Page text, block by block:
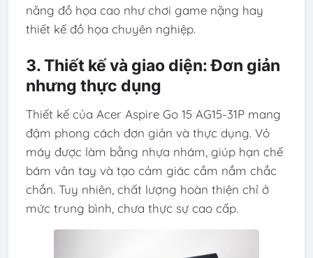
năng đồ họa cao như chơi game nặng hay
thiết kế đồ họa chuyên nghiệp.
3. Thiết kế và giao diện: Đơn giản
nhưng thực dụng
Thiết kế của Acer Aspire Go 15 AG15-31P mang
đậm phong cách đơn giản và thực dụng. Vỏ
máy được làm bằng nhựa nhám, giúp hạn chế
bám vân tay và tạo cảm giác cầm nắm chắc
chắn. Tuy nhiên, chất lượng hoàn thiện chỉ ở
mức trung bình, chưa thực sự cao cấp.